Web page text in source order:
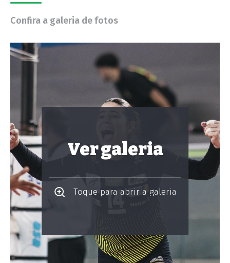
Confira a galeria de fotos
Ver galeria
Toque para abrir a galeria